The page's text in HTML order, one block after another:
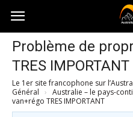
Australia-
australie.com
Problème de
TRES IMPORTANT
Le 1er site francophone sur
Général › Australie – le pays-
van+régo TRES IMPORTANT